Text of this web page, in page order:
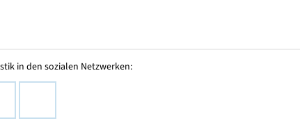
in den sozialen Netzwerken: